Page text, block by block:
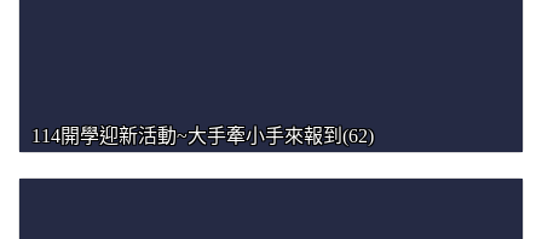
114開學迎新活動~大手牽小手來報到(62)